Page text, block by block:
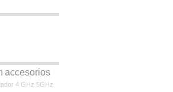
accesorios
4 GHz 5GHz